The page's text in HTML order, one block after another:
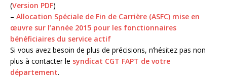
(Version PDF)
– Allocation Spéciale de Fin de Carrière (ASFC) mise en
œuvre sur l’année 2015 pour les fonctionnaires
bénéficiaires du service actif
Si vous avez besoin de plus de précisions, n’hésitez pas non
plus à contacter le syndicat CGT FAPT de votre
département.